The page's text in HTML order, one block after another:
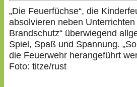
„Die Feuerfüchse“, die
absolvieren neben
Brandschutz“ überwiegend
Spiel, Spaß und Spannung.
die Feuerwehr herangeführt
Foto: titze/rust